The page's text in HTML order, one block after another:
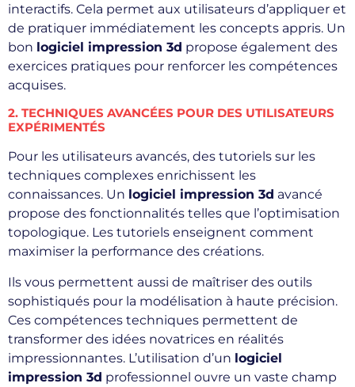
interactifs. Cela permet aux utilisateurs d’appliquer et
de pratiquer immédiatement les concepts appris. Un
bon logiciel impression 3d propose également des
exercices pratiques pour renforcer les compétences
acquises.
2. TECHNIQUES AVANCÉES POUR DES UTILISATEURS
EXPÉRIMENTÉS
Pour les utilisateurs avancés, des tutoriels sur les
techniques complexes enrichissent les
connaissances. Un logiciel impression 3d avancé
propose des fonctionnalités telles que l’optimisation
topologique. Les tutoriels enseignent comment
maximiser la performance des créations.
Ils vous permettent aussi de maîtriser des outils
sophistiqués pour la modélisation à haute précision.
Ces compétences techniques permettent de
transformer des idées novatrices en réalités
impressionnantes. L’utilisation d’un logiciel
impression 3d professionnel ouvre un vaste champ